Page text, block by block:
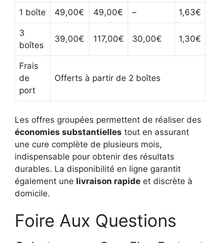
1 boîte 49,00€ 49,00€ – 1,63€
3
boîtes
39,00€ 117,00€ 30,00€ 1,30€
Frais
de
port
Offerts à partir de 2 boîtes
Les offres groupées permettent de réaliser des
économies substantielles tout en assurant
une cure complète de plusieurs mois,
indispensable pour obtenir des résultats
durables. La disponibilité en ligne garantit
également une livraison rapide et discrète à
domicile.
Foire Aux Questions